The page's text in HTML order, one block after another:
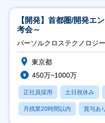
【開発】首都圏/開発エ
考会～
パーソルクロステクノロジ
東京都
450万~1000万
正社員採用 土日祝休み
月残業20時間以内 賞与あり